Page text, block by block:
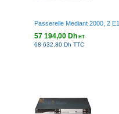
Passerelle Mediant 2000, 2 E1
57 194,00 DhHT
68 632,80 Dh TTC